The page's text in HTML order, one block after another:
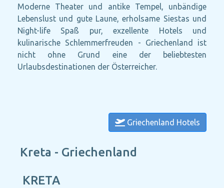
Moderne Theater und antike Tempel, unbändige
Lebenslust und gute Laune, erholsame Siestas und
Night-life Spaß pur, exzellente Hotels und
kulinarische Schlemmerfreuden - Griechenland ist
nicht ohne Grund eine der beliebtesten
Urlaubsdestinationen der Österreicher.
Griechenland Hotels
Kreta - Griechenland
KRETA